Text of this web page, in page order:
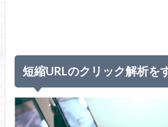
短縮URLのクリック解析を